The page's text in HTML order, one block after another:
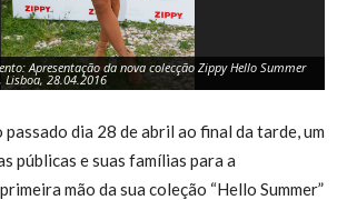
Apresentação da nova colecção Zippy Hello Summer
Lisboa, 28.04.2016
dia 28 de abril ao final da tarde, um
públicas e suas famílias para a
mão da sua coleção “Hello Summer”